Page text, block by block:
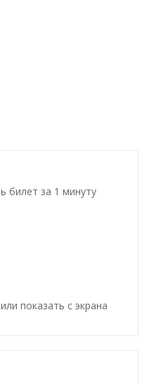
билет за 1 минуту
показать с экрана